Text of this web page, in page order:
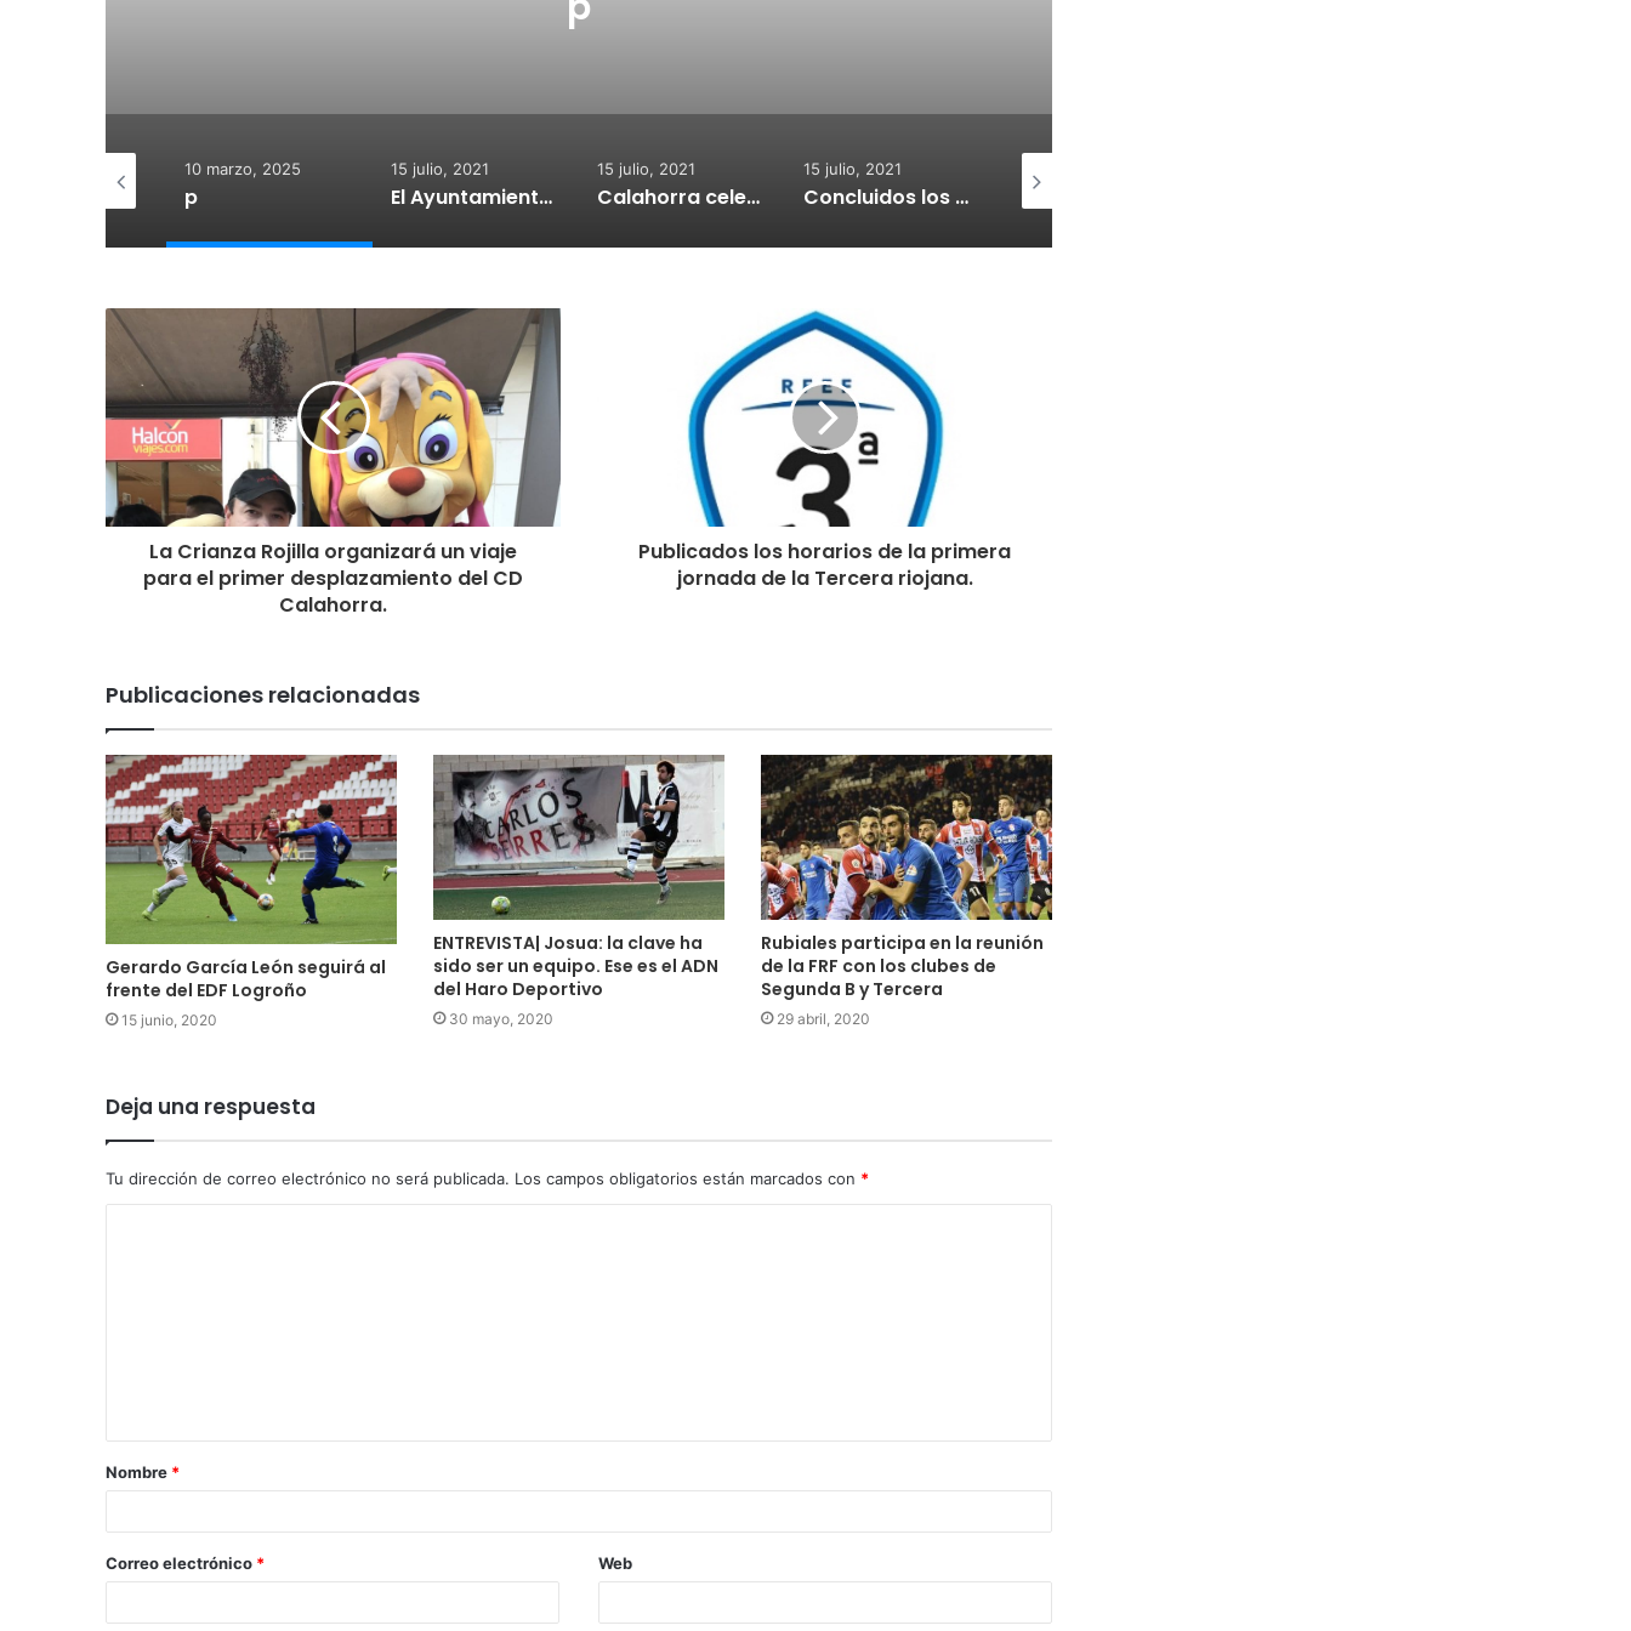
10 marzo, 2025
p
15 julio, 2021
El Ayuntamiento de Calahorra convoca subvenciones para la adquisión de medidores de CO2
15 julio, 2021
Calahorra celebrará el Croquetur II
15 julio, 2021
Concluidos los trabajos de reposición del asfaltado de Calahorra
La Crianza Rojilla organizará un viaje
para el primer desplazamiento del CD
Calahorra.
Publicados los horarios de la primera
jornada de la Tercera riojana.
Publicaciones relacionadas
Gerardo García León seguirá al
frente del EDF Logroño
15 junio, 2020
ENTREVISTA| Josua: la clave ha
sido ser un equipo. Ese es el ADN
del Haro Deportivo
30 mayo, 2020
Rubiales participa en la reunión
de la FRF con los clubes de
Segunda B y Tercera
29 abril, 2020
Deja una respuesta
Tu dirección de correo electrónico no será publicada. Los campos obligatorios están marcados con *
Nombre *
Correo electrónico * Web